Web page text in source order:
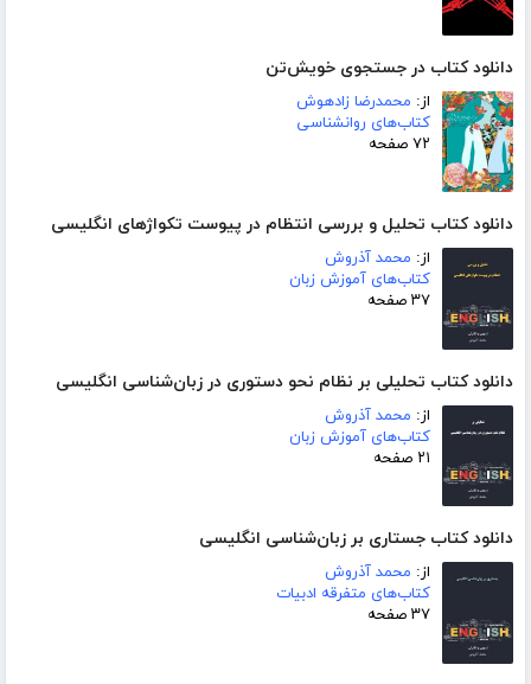
دانلود کتاب در جستجوی خویش‌تن
از: محمدرضا زادهوش
کتاب‌های روانشناسی
۷۲ صفحه
دانلود کتاب تحلیل و بررسی انتظام در پیوست تکواژهای انگلیسی
از: محمد آذروش
کتاب‌های آموزش زبان
۳۷ صفحه
دانلود کتاب تحلیلی بر نظام نحو دستوری در زبان‌شناسی انگلیسی
از: محمد آذروش
کتاب‌های آموزش زبان
۲۱ صفحه
دانلود کتاب جستاری بر زبان‌شناسی انگلیسی
از: محمد آذروش
کتاب‌های متفرقه ادبیات
۳۷ صفحه